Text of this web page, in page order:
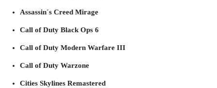
Assassin´s Creed Mirage
Call of Duty Black Ops 6
Call of Duty Modern Warfare III
Call of Duty Warzone
Cities Skylines Remastered